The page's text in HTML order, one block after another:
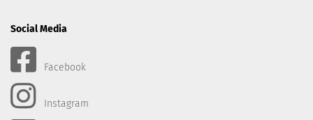
Social Media
Facebook
Instagram